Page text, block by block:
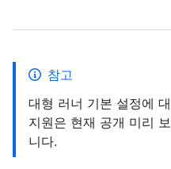
참고
대형 러너 기본 설정에
지원은 현재 공개 미리
니다.